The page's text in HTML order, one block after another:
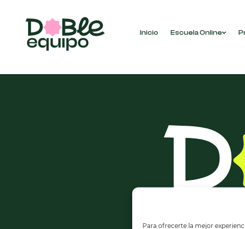
Para ofrecerte la mejor
Inicio Escuela Online
No se han encontrado productos que coincidan